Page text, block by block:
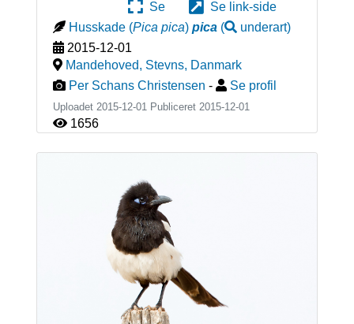
Se
Se link-side
Husskade (Pica pica) pica( underart)
2015-12-01
Mandehoved, Stevns, Danmark
Per Schans Christensen - Se profil
Uploadet 2015-12-01 Publiceret 2015-12-01
1656